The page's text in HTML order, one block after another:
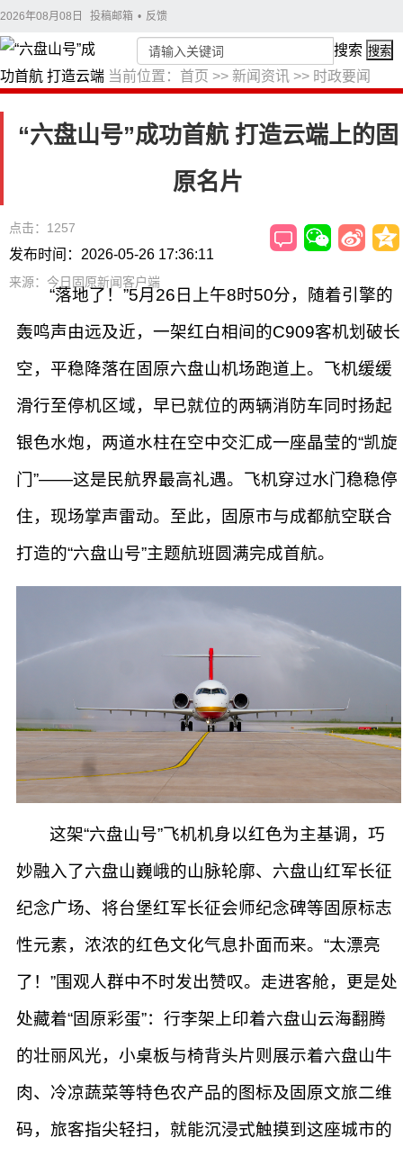
2026年08月08日 投稿邮箱 • 反馈
当前位置： 首页 >> 新闻资讯 >> 时政要闻
搜索 搜索
“六盘山号”成功首航 打造云端上的固
原名片
点击：1257
发布时间：2026-05-26 17:36:11
来源：今日固原新闻客户端
“落地了！”5月26日上午8时50分，随着引擎的
轰鸣声由远及近，一架红白相间的C909客机划破长
空，平稳降落在固原六盘山机场跑道上。飞机缓缓
滑行至停机区域，早已就位的两辆消防车同时扬起
银色水炮，两道水柱在空中交汇成一座晶莹的“凯旋
门”——这是民航界最高礼遇。飞机穿过水门稳稳停
住，现场掌声雷动。至此，固原市与成都航空联合
打造的“六盘山号”主题航班圆满完成首航。
这架“六盘山号”飞机机身以红色为主基调，巧
妙融入了六盘山巍峨的山脉轮廓、六盘山红军长征
纪念广场、将台堡红军长征会师纪念碑等固原标志
性元素，浓浓的红色文化气息扑面而来。“太漂亮
了！”围观人群中不时发出赞叹。走进客舱，更是处
处藏着“固原彩蛋”：行李架上印着六盘山云海翻腾
的壮丽风光，小桌板与椅背头片则展示着六盘山牛
肉、冷凉蔬菜等特色农产品的图标及固原文旅二维
码，旅客指尖轻扫，就能沉浸式触摸到这座城市的